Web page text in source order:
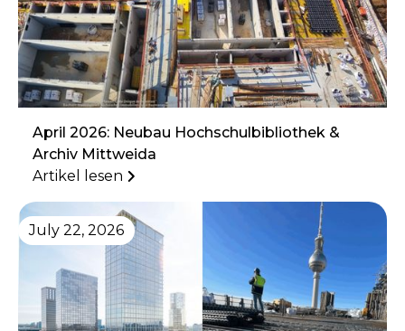
April 2026: Neubau Hochschulbibliothek &
Archiv Mittweida
Artikel lesen
July 22, 2026